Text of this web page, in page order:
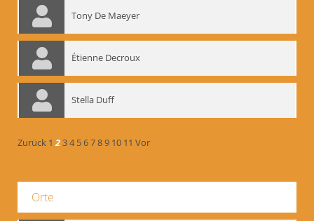
Tony De Maeyer
Étienne Decroux
Stella Duff
Zurück 1 234 56789 10 11 Vor
Orte